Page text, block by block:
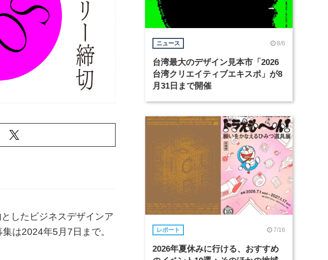
したビジネスデザインア
は2024年5月7日まで。
ニュース 8/6
台湾最大のデザイン見本市「2026
台湾クリエイティブエキスポ」が8
月31日まで開催
レポート 7/16
2026年夏休みに行ける、おすすめ